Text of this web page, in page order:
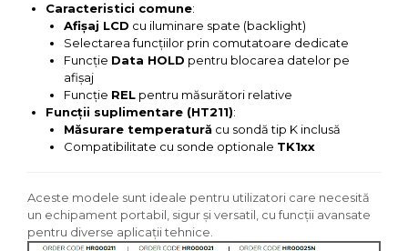
Caracteristici comune:
Afișaj LCD cu iluminare spate (backlight)
Selectarea funcțiilor prin comutatoare dedicate
Funcție Data HOLD pentru blocarea datelor pe
afișaj
Funcție REL pentru măsurători relative
Funcții suplimentare (HT211):
Măsurare temperatură cu sondă tip K inclusă
Compatibilitate cu sonde optionale TK1xx
Aceste modele sunt ideale pentru utilizatori care necesită
un echipament portabil, sigur și versatil, cu funcții avansate
pentru diverse aplicații tehnice.